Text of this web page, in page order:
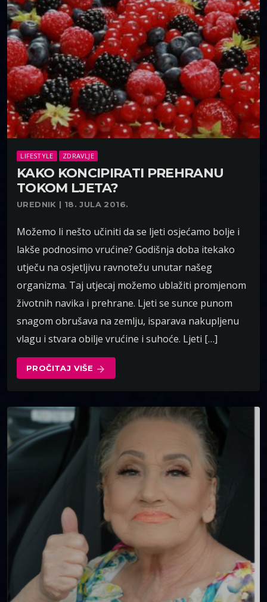
LIFESTYLE ZDRAVLJE
KAKO KONCIPIRATI PREHRANU
TOKOM LJETA?
UREDNIK | 18. JULA 2016.
Možemo li nešto učiniti da se ljeti osjećamo bolje i
lakše podnosimo vrućine? Godišnja doba itekako
utječu na osjetljivu ravnotežu unutar našeg
organizma. Taj utjecaj možemo ublažiti promjenom
životnih navika i prehrane. Ljeti se sunce punom
snagom obrušava na zemlju, isparava nakupljenu
vlagu i stvara obilje vrućine i suhoće. Ljeti […]
PROČITAJ VIŠE arrow_forward